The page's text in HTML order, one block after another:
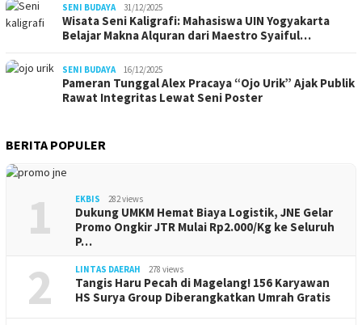
SENI BUDAYA 31/12/2025
Wisata Seni Kaligrafi: Mahasiswa UIN Yogyakarta
Belajar Makna Alquran dari Maestro Syaiful…
SENI BUDAYA 16/12/2025
Pameran Tunggal Alex Pracaya “Ojo Urik” Ajak Publik
Rawat Integritas Lewat Seni Poster
BERITA POPULER
1 EKBIS 282 views
Dukung UMKM Hemat Biaya Logistik, JNE Gelar
Promo Ongkir JTR Mulai Rp2.000/Kg ke Seluruh
P…
2 LINTAS DAERAH 278 views
Tangis Haru Pecah di Magelang! 156 Karyawan
HS Surya Group Diberangkatkan Umrah Gratis